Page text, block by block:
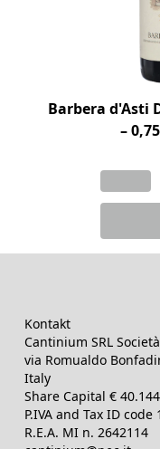
Barbera d'Asti
–
Kontakt
Cantinium SRL
via Romualdo
Italy
Share Capital €
P.IVA and Tax ID code
R.E.A. MI n. 2642114